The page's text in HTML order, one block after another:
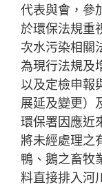
代表與會，參
於環保法規重
次水污染相關
為現行法規及
以及定檢申報
展延及變更）
環保署因應近
將未經處理之
鴨、鵝之畜牧
料直接排入河